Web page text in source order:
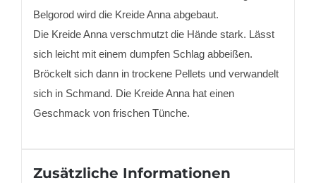
Belgorod wird die Kreide Anna abgebaut.
Die Kreide Anna verschmutzt die Hände stark. Lässt
sich leicht mit einem dumpfen Schlag abbeißen.
Bröckelt sich dann in trockene Pellets und verwandelt
sich in Schmand. Die Kreide Anna hat einen
Geschmack von frischen Tünche.
Zusätzliche Informationen